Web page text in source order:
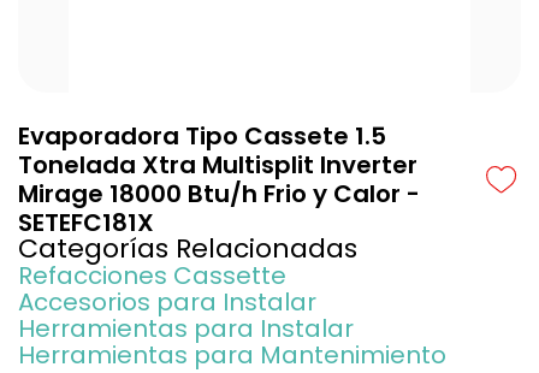
Evaporadora Tipo Cassete 1.5
Tonelada Xtra Multisplit Inverter
Mirage 18000 Btu/h Frio y Calor -
SETEFC181X
Categorías Relacionadas
Refacciones Cassette
Accesorios para Instalar
Herramientas para Instalar
Herramientas para Mantenimiento